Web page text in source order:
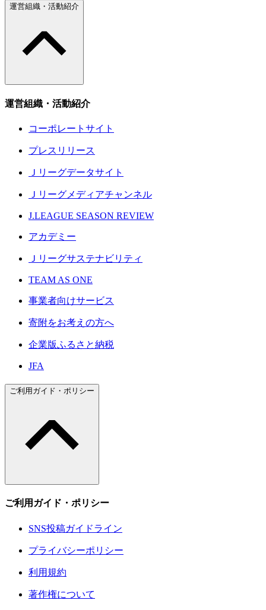
運営組織・活動紹介
運営組織・活動紹介
コーポレートサイト
プレスリリース
Ｊリーグデータサイト
Ｊリーグメディアチャンネル
J.LEAGUE SEASON REVIEW
アカデミー
Ｊリーグサステナビリティ
TEAM AS ONE
事業者向けサービス
寄附をお考えの方へ
企業版ふるさと納税
JFA
ご利用ガイド・ポリシー
ご利用ガイド・ポリシー
SNS投稿ガイドライン
プライバシーポリシー
利用規約
著作権について